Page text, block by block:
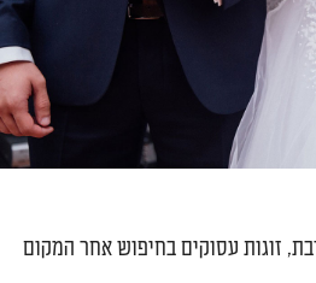
זוגות עסוקים בחיפוש אחר המקום